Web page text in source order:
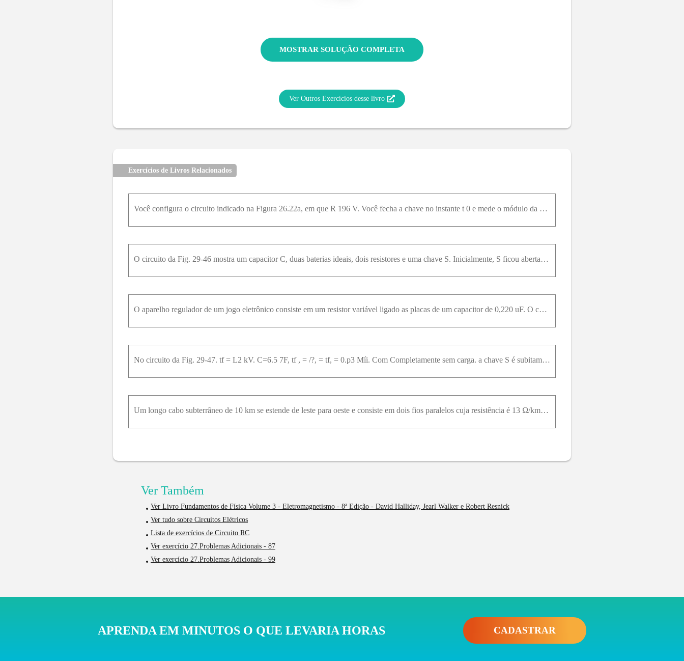
MOSTRAR SOLUÇÃO COMPLETA
Ver Outros Exercícios desse livro
Exercícios de Livros Relacionados
Você configura o circuito indicado na Figura 26.22a, em que R 196 V. Você fecha a chave no instante t 0 e mede o módulo da corrente i no resistor R em função do tempo t após o fechamento da chave. Seu
O circuito da Fig. 29-46 mostra um capacitor C, duas baterias ideais, dois resistores e uma chave S. Inicialmente, S ficou aberta por um longo período de tempo. Se ela for, então, fechada, permanecend
O aparelho regulador de um jogo eletrônico consiste em um resistor variável ligado as placas de um capacitor de 0,220 uF. O capacitor é carregado a 5.0 V e, a seguir, descarregado através do resistor.
No circuito da Fig. 29-47. tf = L2 kV. C=6.5 7F, tf , = /?, = tf, = 0.p3 Míi. Com Completamente sem carga. a chave S é subitamente fechada (no instante t - 0). (a ) Determine a corrente que percorre c
Um longo cabo subterrâneo de 10 km se estende de leste para oeste e consiste em dois fios paralelos cuja resistência é 13 Ω/km. Um curto circuito se forma a uma distância v medida a partir da extremid
Ver Também
Ver Livro Fundamentos de Física Volume 3 - Eletromagnetismo - 8ª Edição - David Halliday, Jearl Walker e Robert Resnick
Ver tudo sobre Circuitos Elétricos
Lista de exercícios de Circuito RC
Ver exercício 27.Problemas Adicionais - 87
Ver exercício 27.Problemas Adicionais - 99
APRENDA EM MINUTOS O QUE LEVARIA HORAS CADASTRAR